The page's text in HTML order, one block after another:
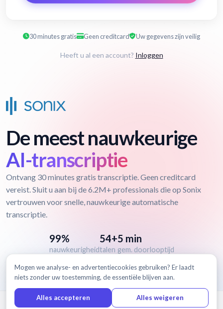
De meest nauwkeurige
AI-transcriptie
Ontvang 30 minutes gratis transcriptie. Geen creditcard
vereist. Sluit u aan bij de 6.2M+ professionals die op Sonix
vertrouwen voor snelle, nauwkeurige automatische
transcriptie.
99%
nauwkeurigheid
54+
talen
5 min
gem. doorlooptijd
30 minutes gratis Geen creditcard Uw gegevens zijn veilig
Heeft u al een account? Inloggen
Mogen we analyse- en advertentiecookies gebruiken? Er laadt
niets zonder uw toestemming, de essentiële blijven aan.
Alles accepteren Alles weigeren